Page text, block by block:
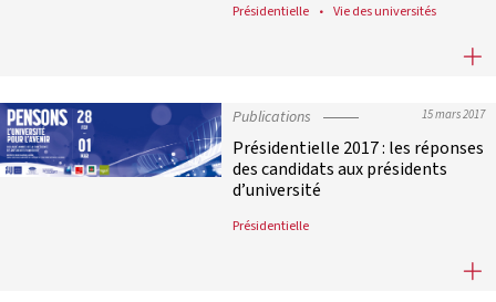
Présidentielle Vie des universités
Revue de presse – Vendredi 14 avril
Publications 15 mars 2017
Présidentielle 2017 : les réponses
des candidats aux présidents
d’université
Présidentielle
Présidentielle 2017 : les